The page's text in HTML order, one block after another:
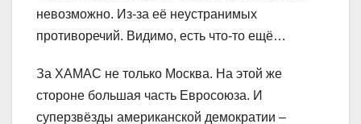
невозможно. Из-за её неустранимых
противоречий. Видимо, есть что-то ещё…
За ХАМАС не только Москва. На этой же
стороне большая часть Евросоюза. И
суперзвёзды американской демократии –